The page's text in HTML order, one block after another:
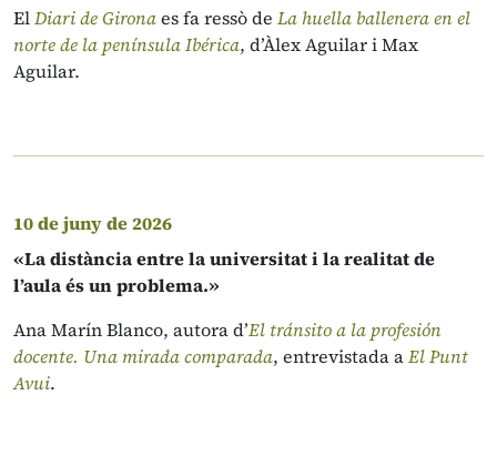
ElDiari de Gironaes fa ressò de La huella ballenera en el
norte de la península Ibérica, d’Àlex Aguilar i Max
Aguilar.
10 de juny de 2026
«La distància entre la universitat i la realitat de
l’aula és un problema.»
Ana Marín Blanco, autora d’El tránsito a la profesión
docente. Una mirada comparada, entrevistada aEl Punt
Avui.